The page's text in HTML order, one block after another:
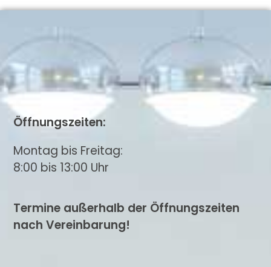
Öffnungszeiten:
Montag bis Freitag:
8:00 bis 13:00 Uhr
Termine außerhalb der Öffnungszeiten
nach Vereinbarung!